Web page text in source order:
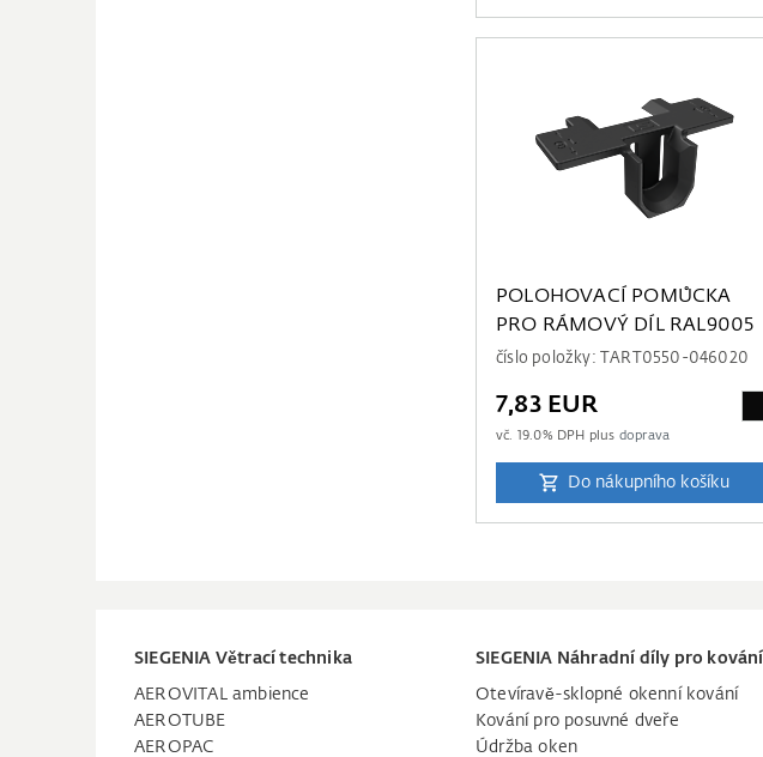
POLOHOVACÍ POMŮCKA
PRO RÁMOVÝ DÍL RAL9005
číslo položky: TART0550-046020
7,83 EUR
vč. 19.0% DPH plus doprava
Do nákupního košíku
SIEGENIA Větrací technika
AEROVITAL ambience
AEROTUBE
AEROPAC
SIEGENIA Náhradní díly pro kování
Otevíravě-sklopné okenní kování
Kování pro posuvné dveře
Údržba oken